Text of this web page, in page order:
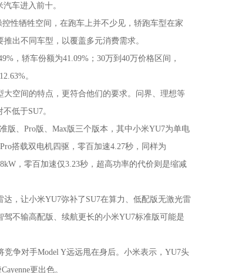
车进入前十。
牺牲空间，在跑车上并不少见，轿跑车型在家
出不同车型，以覆盖多元消费需求。
轿车份额为41.09%；30万到40万价格区间，
。
空间的特点，更符合他们的要求。问界、理想等
低于SU7。
、Pro版、Max版三个版本，其中小米YU7为单电
搭载双电机四驱，零百加速4.27秒，同样为
，零百加速仅3.23秒，超高功率的代价则是缩减
，让小米YU7弥补了SU7在算力、低配版无激光雷
驾不输高配版、续航更长的小米YU7标准版可能是
争对手Model Y远远甩在身后。小米表示，YU7头
更出色。